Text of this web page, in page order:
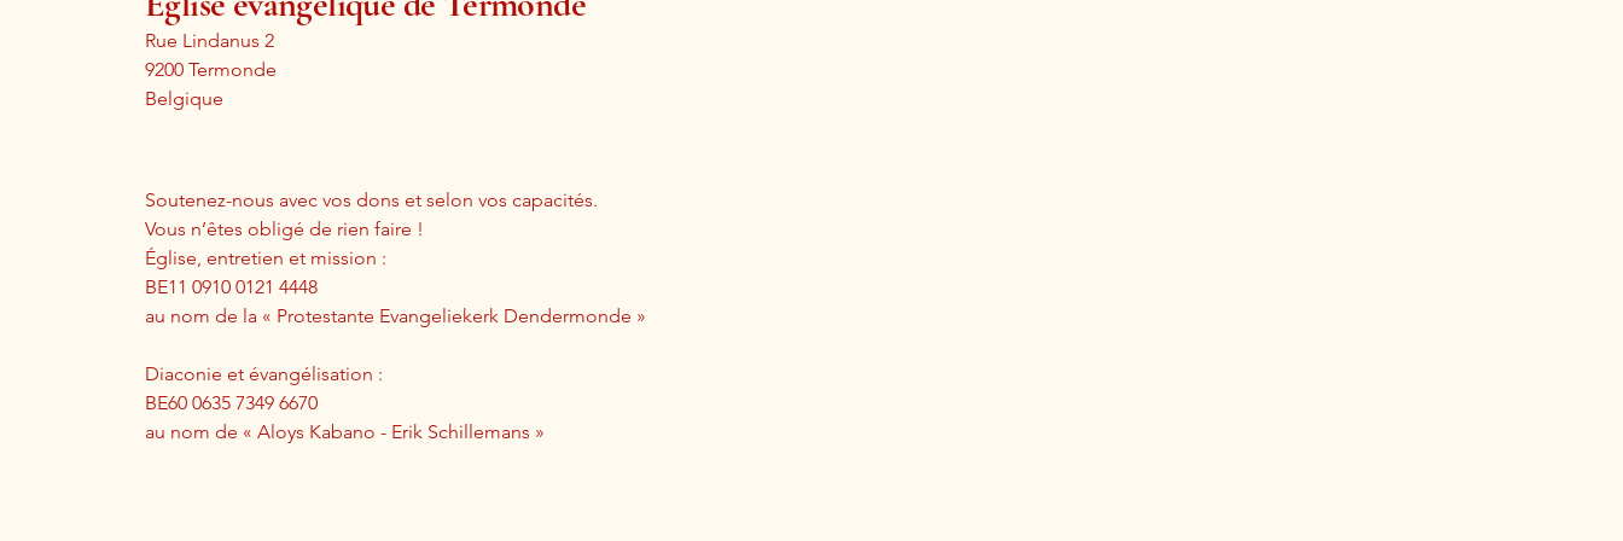
Rue Lindanus 2
9200 Termonde
Belgique
Soutenez-nous avec vos dons et selon vos capacités.
Vous n’êtes obligé de rien faire !
Église, entretien et mission :
BE11 0910 0121 4448
au nom de la « Protestante Evangeliekerk Dendermonde »
Diaconie et évangélisation :
BE60 0635 7349 6670
au nom de « Aloys Kabano - Erik Schillemans »